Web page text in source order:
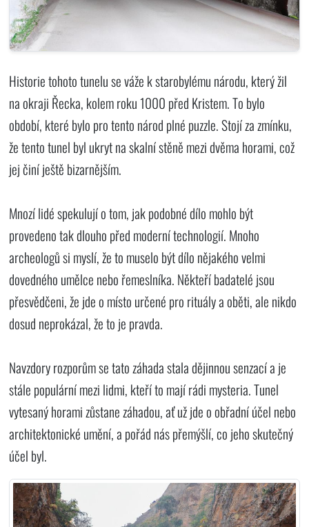
Historie tohoto tunelu se váže k starobylému národu, který žil
na okraji Řecka, kolem roku 1000 před Kristem. To bylo
období, které bylo pro tento národ plné puzzle. Stojí za zmínku,
že tento tunel byl ukryt na skalní stěně mezi dvěma horami, což
jej činí ještě bizarnějším.
Mnozí lidé spekulují o tom, jak podobné dílo mohlo být
provedeno tak dlouho před moderní technologií. Mnoho
archeologů si myslí, že to muselo být dílo nějakého velmi
dovedného umělce nebo řemeslníka. Někteří badatelé jsou
přesvědčeni, že jde o místo určené pro rituály a oběti, ale nikdo
dosud neprokázal, že to je pravda.
Navzdory rozporům se tato záhada stala dějinnou senzací a je
stále populární mezi lidmi, kteří to mají rádi mysteria. Tunel
vytesaný horami zůstane záhadou, ať už jde o obřadní účel nebo
architektonické umění, a pořád nás přemýšlí, co jeho skutečný
účel byl.